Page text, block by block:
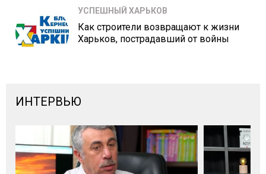
УСПЕШНЫЙ ХАРЬКОВ
Как строители возвращают к жизни
Харьков, пострадавший от войны
ИНТЕРВЬЮ